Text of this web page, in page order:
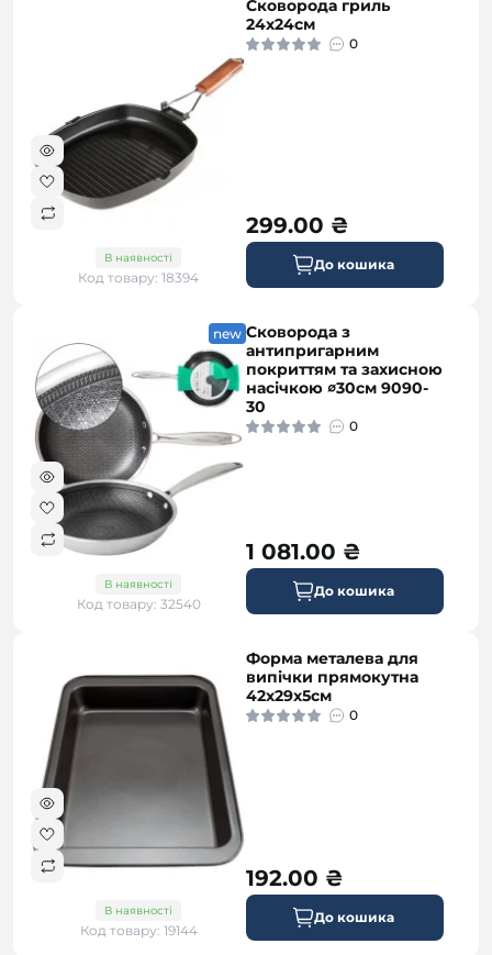
В наявності
Код товару: 18394
Сковорода гриль
24х24см
0
299.00 ₴
До кошика
new
В наявності
Код товару: 32540
Сковорода з
антипригарним
покриттям та захисною
насічкою ∅30см 9090-
30
0
1 081.00 ₴
До кошика
В наявності
Код товару: 19144
Форма металева для
випічки прямокутна
42х29х5см
0
192.00 ₴
До кошика